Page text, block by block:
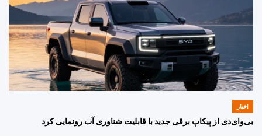
POSTED
اخبار
بی‌وای‌دی از پیکاپ برقی جدید با قابلیت شناوری آب رونمایی کرد